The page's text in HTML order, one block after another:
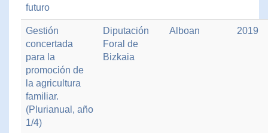
futuro
Gestión
concertada
para la
promoción de
la agricultura
familiar.
(Plurianual, año
1/4)
Diputación
Foral de
Bizkaia
Alboan 2019